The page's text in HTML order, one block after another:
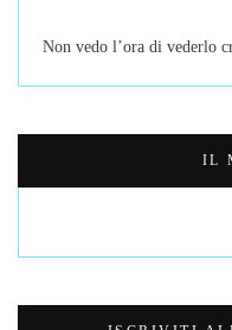
Non vedo l’ora di vederlo
IL